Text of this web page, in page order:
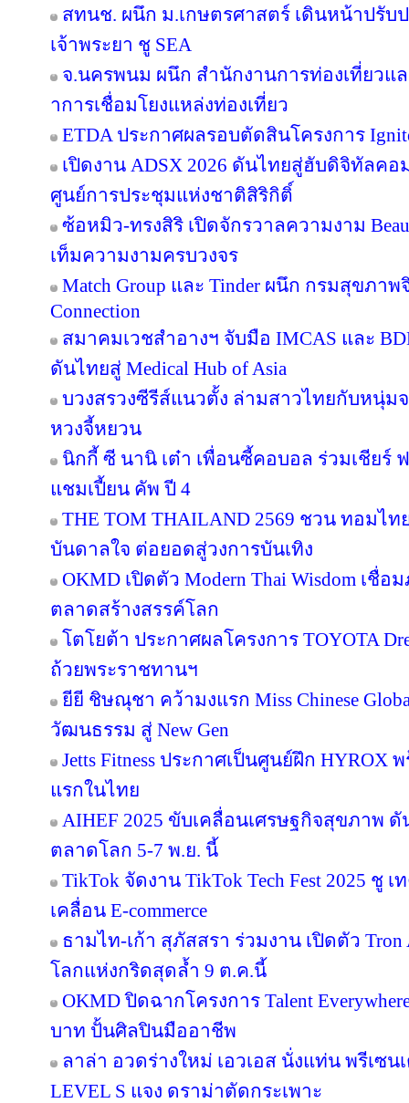
สทนช. ผนึก ม.เกษตรศาสตร์ เดินหน้าปรั
เจ้าพระยา ชู SEA
จ.นครพนม ผนึก สำนักงานการท่องเที่ยวแ
าการเชื่อมโยงแหล่งท่องเที่ยว
ETDA ประกาศผลรอบตัดสินโครงการ
เปิดงาน ADSX 2026 ดันไทยสู่ฮับดิจิทัลคอ
ศูนย์การประชุมแห่งชาติสิริกิติ์
ซ้อหมิว-ทรงสิริ เปิดจักรวาลความงาม
เท็มความงามครบวงจร
Match Group และ Tinder ผนึก กรมสุขภา
Connection
สมาคมเวชสำอางฯ จับมือ IMCAS และ
ดันไทยสู่ Medical Hub of Asia
บวงสรวงซีรีส์แนวตั้ง ล่ามสาวไทยกับหนุ่ม
หวงจี้หยวน
นิกกี้ ซี นานิ เต๋า เพื่อนซี้คอบอล ร่วมเชียร์
แชมเปี้ยน คัพ ปี 4
THE TOM THAILAND 2569 ชวน ทอมไ
บันดาลใจ ต่อยอดสู่วงการบันเทิง
OKMD เปิดตัว Modern Thai Wisdom เ
ตลาดสร้างสรรค์โลก
โตโยต้า ประกาศผลโครงการ TOYOTA
ถ้วยพระราชทานฯ
ยียี ชิษณุชา คว้ามงแรก Miss Chinese
วัฒนธรรม สู่ New Gen
Jetts Fitness ประกาศเป็นศูนย์ฝึก HYROX
แรกในไทย
AIHEF 2025 ขับเคลื่อนเศรษฐกิจสุขภาพ
ตลาดโลก 5-7 พ.ย. นี้
TikTok จัดงาน TikTok Tech Fest 2025 ชู
เคลื่อน E-commerce
ธามไท-เก้า สุภัสสรา ร่วมงาน เปิดตัว
โลกแห่งกริดสุดล้ำ 9 ต.ค.นี้
OKMD ปิดฉากโครงการ Talent
บาท ปั้นศิลปินมืออาชีพ
ลาล่า อวดร่างใหม่ เอวเอส นั่งแท่น พรีเซ
LEVEL S แจง ดราม่าตัดกระเพาะ